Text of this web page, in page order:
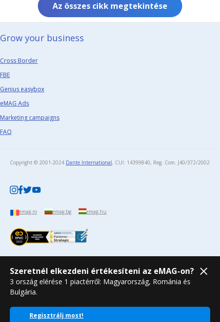
Az összes cikk megtekintése
Grow your business​
Cross Border
FBE
Genius easybox
eMAG Ads
Marketing campaigns
FAQ
Copyright © 2001-2024 Dante International, CUI: 14399840, Reg. Com. J40/372/2002​
emag.ro emag.bg emag.hu
Szeretnél elkezdeni értékesíteni az eMAG-on?
3 ország elérése 1 piactérről: Magyarország, Románia és
Bulgária.
Regisztrálj most!